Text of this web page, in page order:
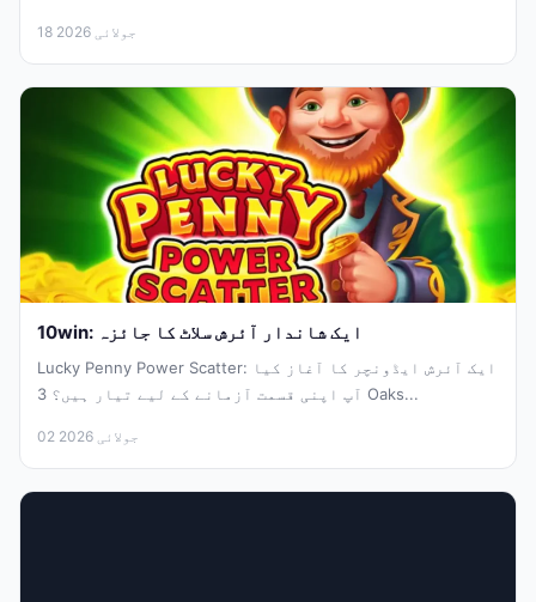
18 جولائی 2026
10win: ایک شاندار آئرش سلاٹ کا جائزہ
Lucky Penny Power Scatter: ایک آئرش ایڈونچر کا آغاز کیا
آپ اپنی قسمت آزمانے کے لیے تیار ہیں؟ 3 Oaks...
02 جولائی 2026